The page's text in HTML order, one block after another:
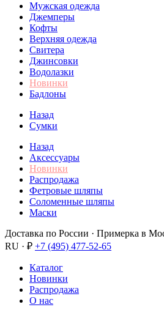
Мужская одежда
Джемперы
Кофты
Верхняя одежда
Свитера
Джинсовки
Водолазки
Новинки
Бадлоны
Назад
Сумки
Назад
Аксессуары
Новинки
Распродажа
Фетровые шляпы
Соломенные шляпы
Маски
Доставка по России · Примерка в
RU · ₽ +7 (495) 477-52-65
Каталог
Новинки
Распродажа
О нас